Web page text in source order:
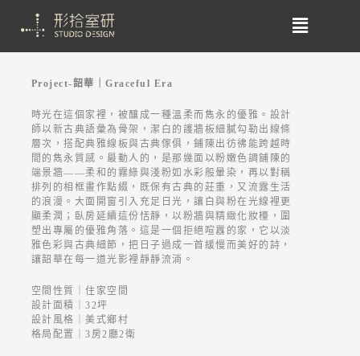
Project-韶華｜Graceful Era
時光在這個家裡，被釀成一種溫柔而雋永的優雅。設計
師以新古典語彙為骨架，潔白的護牆板細膩勾勒出線條
層次，搭配典雅線板與古典傢俱，鋪陳出彷彿能跨越時
間的雋永質感。最動人的，是那幾面以粉嫩色調鋪陳的
端景牆——柔和的霧綠與淺粉如水彩般暈染，再以對稱
排列的相框畫作點綴，既保有古典的莊重，又流露生活
的浪漫。大面開窗引入充足日光，讓白與粉在光線裡更
顯柔潤；臥房延續這份恬靜，以粉牆與精緻化妝檯，圍
塑出專屬的優雅角落。這是一個拒絕喧囂的家，它以淡
雅色彩與古典細節，把日子過成一首緩慢而美好的詩，
讓韶華在每一道光影裡靜靜流淌。
空間性質｜住家空間
設計面積｜32坪
設計風格｜美式鄉村
格局配置｜3房2廳2衛